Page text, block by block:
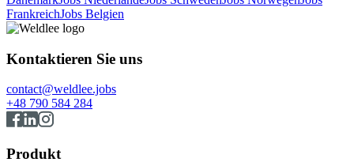
FrankreichJobs Belgien
Kontaktieren Sie uns
contact@weldlee.jobs
+48 790 584 284
Produkt